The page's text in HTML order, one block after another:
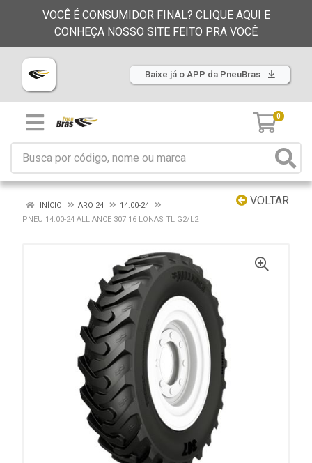
VOCÊ É CONSUMIDOR FINAL? CLIQUE AQUI E
CONHEÇA NOSSO SITE FEITO PRA VOCÊ
Baixe já o APP da PneuBras
0
VOLTAR
INÍCIO ARO 24
14.00-24
PNEU 14.00-24 ALLIANCE 307 16 LONAS TL G2/L2